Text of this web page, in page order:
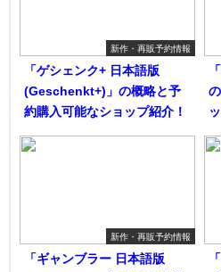
新作・再販予約情報
「ゲシェンク+ 日本語版
(Geschenkt+)」の概略と予
約購入可能なショップ紹介！
新作・再販予約情報
「ギャンブラー 日本語版